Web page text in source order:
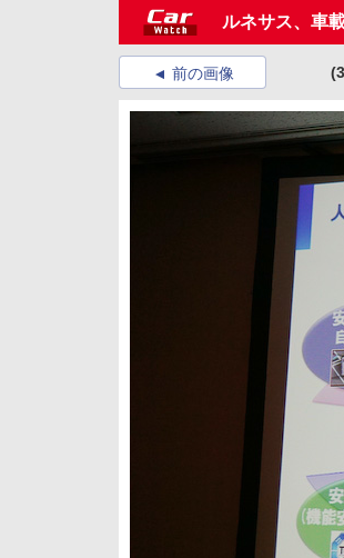
ルネサス、車
前の画像